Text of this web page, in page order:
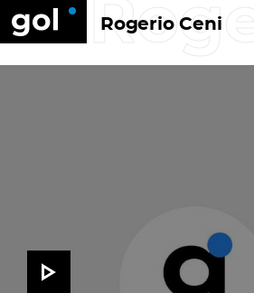
Rogerio Ceni